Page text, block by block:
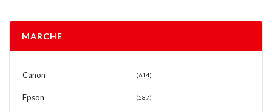
MARCHE
Canon (614)
Epson (587)